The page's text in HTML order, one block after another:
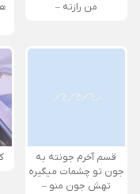
من رازته –
قسم آخرم جونته به
جون تو چشمات میگیره
تهش جون منو –